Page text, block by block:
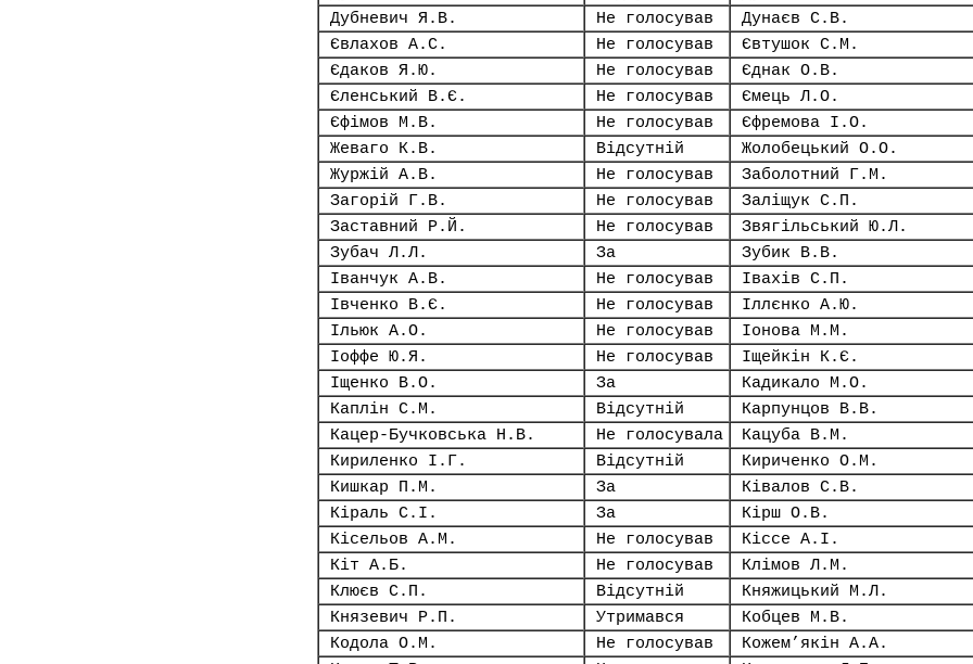
Дубневич Я.В.
Не голосував
Дунаєв С.В.
Євлахов А.С.
Не голосував
Євтушок С.М.
Єдаков Я.Ю.
Не голосував
Єднак О.В.
Єленський В.Є.
Не голосував
Ємець Л.О.
Єфімов М.В.
Не голосував
Єфремова І.О.
Жеваго К.В.
Відсутній
Жолобецький О.О.
Журжій А.В.
Не голосував
Заболотний Г.М.
Загорій Г.В.
Не голосував
Заліщук С.П.
Заставний Р.Й.
Не голосував
Звягільський Ю.Л.
Зубач Л.Л.
За
Зубик В.В.
Іванчук А.В.
Не голосував
Івахів С.П.
Івченко В.Є.
Не голосував
Іллєнко А.Ю.
Ільюк А.О.
Не голосував
Іонова М.М.
Іоффе Ю.Я.
Не голосував
Іщейкін К.Є.
Іщенко В.О.
За
Кадикало М.О.
Каплін С.М.
Відсутній
Карпунцов В.В.
Кацер-Бучковська Н.В.
Не голосувала
Кацуба В.М.
Кириленко І.Г.
Відсутній
Кириченко О.М.
Кишкар П.М.
За
Ківалов С.В.
Кіраль С.І.
За
Кірш О.В.
Кісельов А.М.
Не голосував
Кіссе А.І.
Кіт А.Б.
Не голосував
Клімов Л.М.
Клюєв С.П.
Відсутній
Княжицький М.Л.
Князевич Р.П.
Утримався
Кобцев М.В.
Кодола О.М.
Не голосував
Кожем’якін А.А.